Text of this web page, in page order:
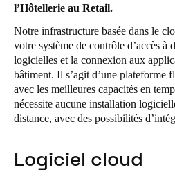
Germany
Deutsch
Switzerland
United Kingdom
l’Hôtellerie au Retail.
Notre infrastructure basée dans le
votre système de contrôle d’accès à
logicielles et la connexion aux
bâtiment. Il s’agit d’une plateforme
avec les meilleures capacités en
nécessite aucune installation
distance, avec des possibilités
Logiciel cloud